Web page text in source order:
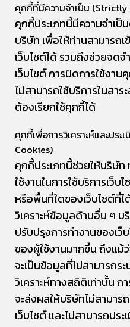
คุกกี้ที่มีความจำเป็น
คุกกี้ประเภทนี้มีความจำเป็
บริษัท เพื่อให้ท่านสามารถ
เว็บไซต์ได้ รวมถึงช่วยจด
เว็บไซต์ การปิดการใช้งาน
ไม่สามารถใช้บริการในสา
ต้องเรียกใช้คุกกี้ได้
คุกกี้เพื่อการวิเคราะห์และปร
Cookies)
คุกกี้ประเภทนี้ช่วยให้บริษั
ใช้งานในการใช้บริการเว็
หรือพื้นที่ใดของเว็บไซต์ที่
วิเคราะห์ข้อมูลด้านอื่น ๆ
ปรับปรุงการทำงานของเว็
ของผู้ใช้งานมากขึ้น ถึงแม้
จะเป็นข้อมูลที่ไม่สามารถร
วิเคราะห์ทางสถิติเท่านั้น ก
จะส่งผลให้บริษัทไม่สามา
เว็บไซต์ และไม่สามารถปร